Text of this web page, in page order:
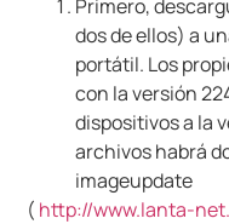
Primero,
dos de ellos) a
portátil. Los
con la versión
dispositivos a la
archivos habrá
imageupdate
( http://www.lanta-